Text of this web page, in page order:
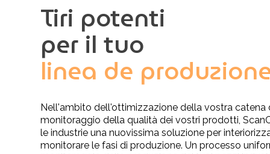
Lo
Lo
Studi
Tiri potenti
per il tuo
linea de
Nell'ambito dell'ottimizzazione della vostra catena
monitoraggio della qualità dei vostri prodotti,
le industrie una nuovissima soluzione per
monitorare le fasi di produzione. Un processo